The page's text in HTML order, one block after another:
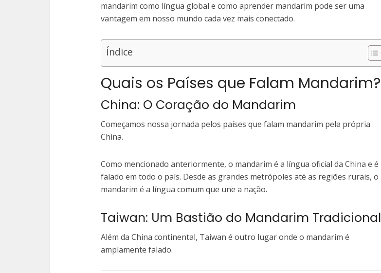
mandarim como língua global e como aprender mandarim pode ser uma
vantagem em nosso mundo cada vez mais conectado.
Índice
Quais os Países que Falam Mandarim?
China: O Coração do Mandarim
Começamos nossa jornada pelos países que falam mandarim pela própria
China.
Como mencionado anteriormente, o mandarim é a língua oficial da China e é
falado em todo o país. Desde as grandes metrópoles até as regiões rurais, o
mandarim é a língua comum que une a nação.
Taiwan: Um Bastião do Mandarim Tradicional
Além da China continental, Taiwan é outro lugar onde o mandarim é
amplamente falado.